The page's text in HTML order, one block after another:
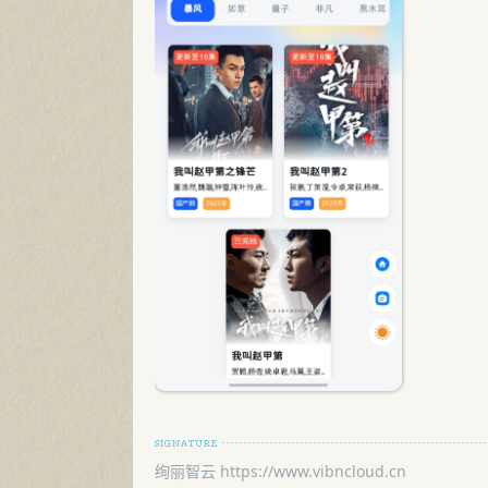
绚丽智云 https://www.vibncloud.cn